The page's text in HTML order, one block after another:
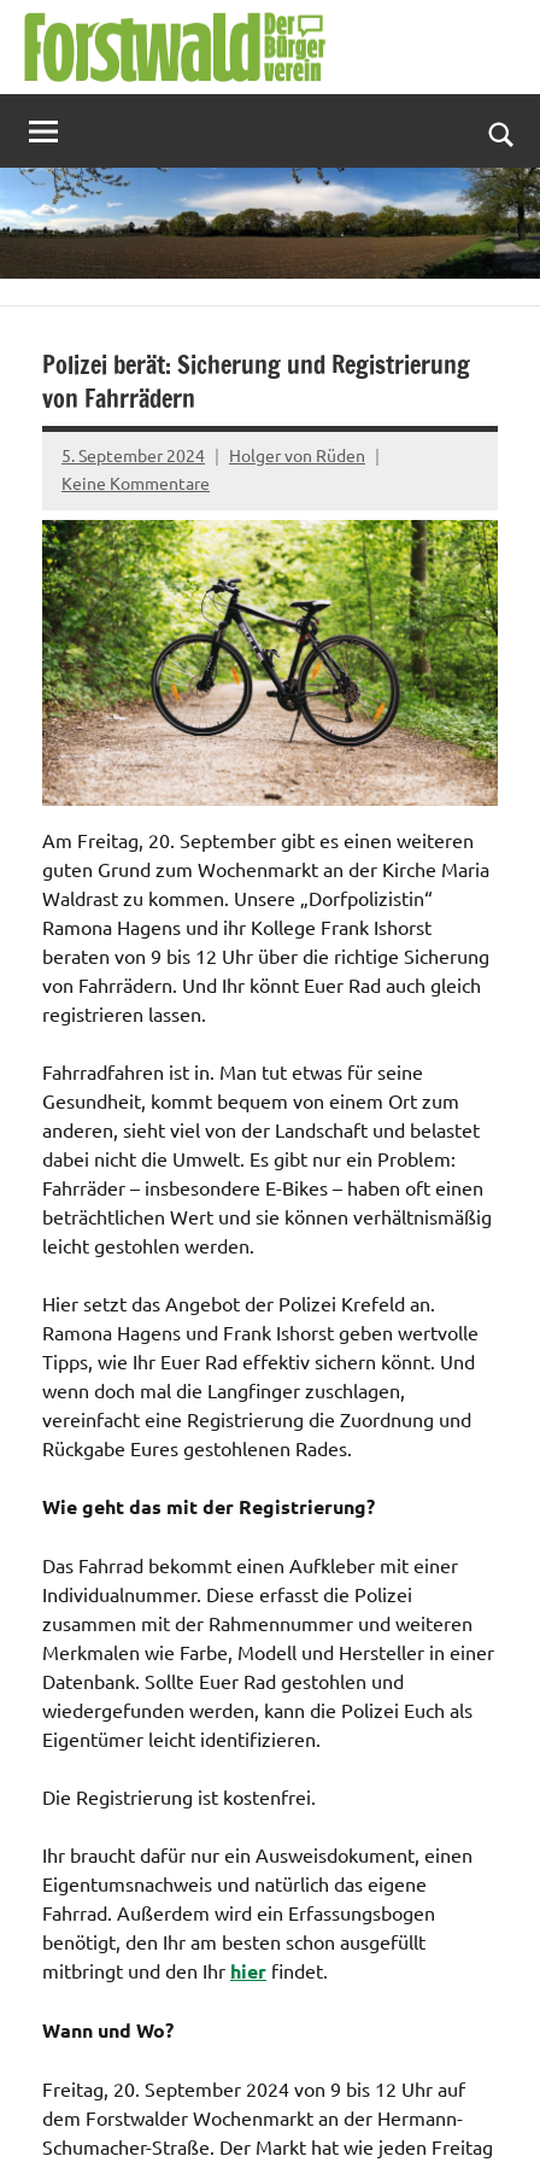
Zum
Inhalt
springen
Polizei berät: Sicherung und Registrierung
von Fahrrädern
5. September 2024
Holger von Rüden
Keine Kommentare
Am Freitag, 20. September gibt es einen weiteren
guten Grund zum Wochenmarkt an der Kirche Maria
Waldrast zu kommen. Unsere „Dorfpolizistin“
Ramona Hagens und ihr Kollege Frank Ishorst
beraten von 9 bis 12 Uhr über die richtige Sicherung
von Fahrrädern. Und Ihr könnt Euer Rad auch gleich
registrieren lassen.
Fahrradfahren ist in. Man tut etwas für seine
Gesundheit, kommt bequem von einem Ort zum
anderen, sieht viel von der Landschaft und belastet
dabei nicht die Umwelt. Es gibt nur ein Problem:
Fahrräder – insbesondere E-Bikes – haben oft einen
beträchtlichen Wert und sie können verhältnismäßig
leicht gestohlen werden.
Hier setzt das Angebot der Polizei Krefeld an.
Ramona Hagens und Frank Ishorst geben wertvolle
Tipps, wie Ihr Euer Rad effektiv sichern könnt. Und
wenn doch mal die Langfinger zuschlagen,
vereinfacht eine Registrierung die Zuordnung und
Rückgabe Eures gestohlenen Rades.
Wie geht das mit der Registrierung?
Das Fahrrad bekommt einen Aufkleber mit einer
Individualnummer. Diese erfasst die Polizei
zusammen mit der Rahmennummer und weiteren
Merkmalen wie Farbe, Modell und Hersteller in einer
Datenbank. Sollte Euer Rad gestohlen und
wiedergefunden werden, kann die Polizei Euch als
Eigentümer leicht identifizieren.
Die Registrierung ist kostenfrei.
Ihr braucht dafür nur ein Ausweisdokument, einen
Eigentumsnachweis und natürlich das eigene
Fahrrad. Außerdem wird ein Erfassungsbogen
benötigt, den Ihr am besten schon ausgefüllt
mitbringt und den Ihr hier findet.
Wann und Wo?
Freitag, 20. September 2024 von 9 bis 12 Uhr auf
dem Forstwalder Wochenmarkt an der Hermann-
Schumacher-Straße. Der Markt hat wie jeden Freitag